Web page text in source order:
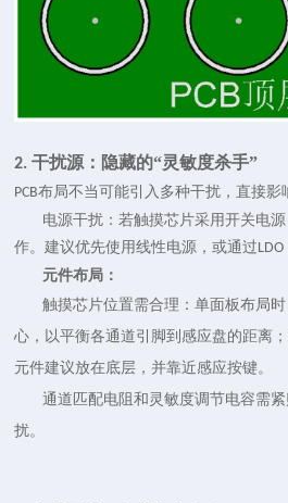
2.干扰源：隐藏的“灵敏度杀手”
PCB布局不当可能引入多种干扰，直接影
电源干扰：若触摸芯片采用开关电
作。建议优先使用线性电源，或通过 LDO
元件布局：
触摸芯片位置需合理：单面板布局
心，以平衡各通道引脚到感应盘的距离
元件建议放在底层，并靠近感应按键。
通道匹配电阻和灵敏度调节电容需
扰。